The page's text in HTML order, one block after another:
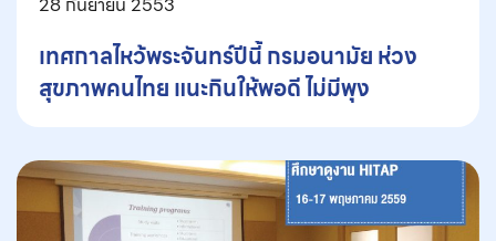
เทศกาลไหว้พระจันทร์ปีนี้ กรมอนามัย ห่วง
สุขภาพคนไทย แนะกินให้พอดี ไม่มีพุง